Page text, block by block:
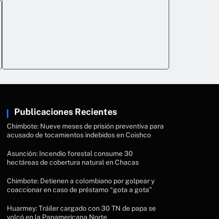
Publicaciones Recientes
Chimbote: Nueve meses de prisión preventiva para
acusado de tocamientos indebidos en Coishco
Asunción: Incendio forestal consume 30
hectáreas de cobertura natural en Chacas
Chimbote: Detienen a colombiano por golpear y
coaccionar en caso de préstamo “gota a gota”
Huarmey: Tráiler cargado con 30 TN de papa se
volcó en la Panamericana Norte